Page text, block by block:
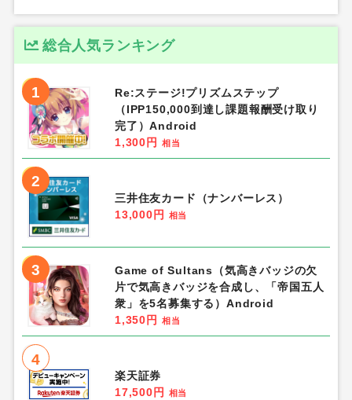
総合人気ランキング
1
Re:ステージ!プリズムステップ
（IPP150,000到達し課題報酬受け取り
完了）Android
1,300円
相当
2
三井住友カード（ナンバーレス）
13,000円
相当
3
Game of Sultans（気高きバッジの欠
片で気高きバッジを合成し、「帝国五人
衆」を5名募集する）Android
1,350円
相当
4
楽天証券
17,500円
相当